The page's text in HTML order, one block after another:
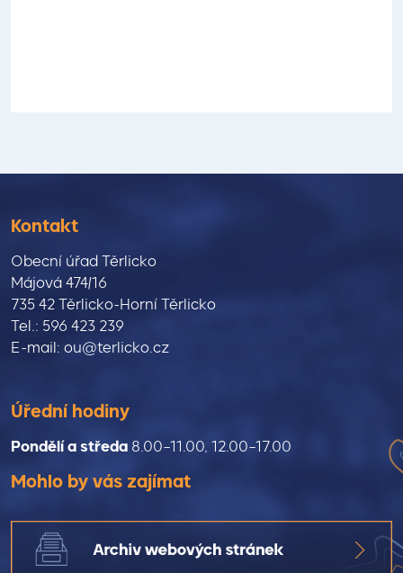
Kontakt
Obecní úřad Těrlicko
Májová 474/16
735 42 Těrlicko-Horní Těrlicko
Tel.: 596 423 239
E-mail: ou@terlicko.cz
Úřední hodiny
Pondělí a středa 8.00–11.00, 12.00–17.00
Mohlo by vás zajímat